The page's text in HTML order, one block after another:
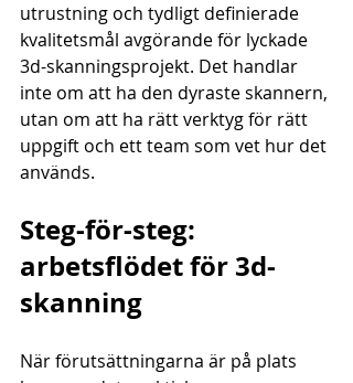
utrustning och tydligt definierade
kvalitetsmål avgörande för lyckade
3d-skanningsprojekt. Det handlar
inte om att ha den dyraste skannern,
utan om att ha rätt verktyg för rätt
uppgift och ett team som vet hur det
används.
Steg-för-steg:
arbetsflödet för 3d-
skanning
När förutsättningarna är på plats